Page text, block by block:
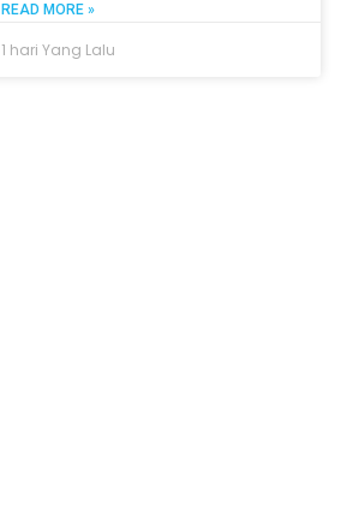
READ MORE »
1 hari Yang Lalu